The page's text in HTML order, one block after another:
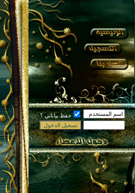
حفظ بياناتي ؟